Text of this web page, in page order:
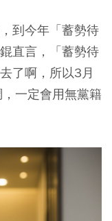
到今年「蓄勢待
直言，「蓄勢待
了啊，所以3月
一定會用無黨籍